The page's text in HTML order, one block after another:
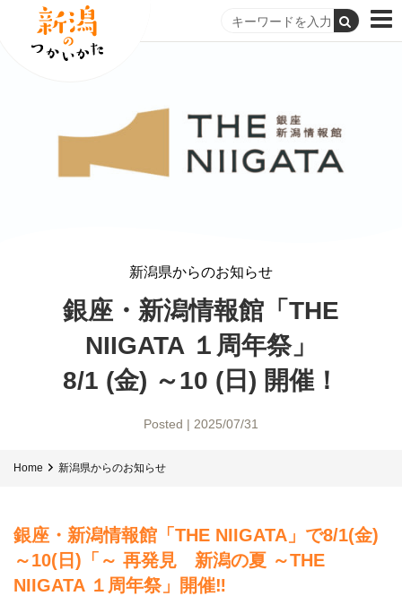
新潟県からのお知らせ
銀座・新潟情報館「THE
NIIGATA １周年祭」
8/1 (金) ～10 (日) 開催！
Posted | 2025/07/31
Home 新潟県からのお知らせ
銀座・新潟情報館「THE NIIGATA」で8/1(金)
～10(日)「～ 再発見 新潟の夏 ～THE
NIIGATA １周年祭」開催‼